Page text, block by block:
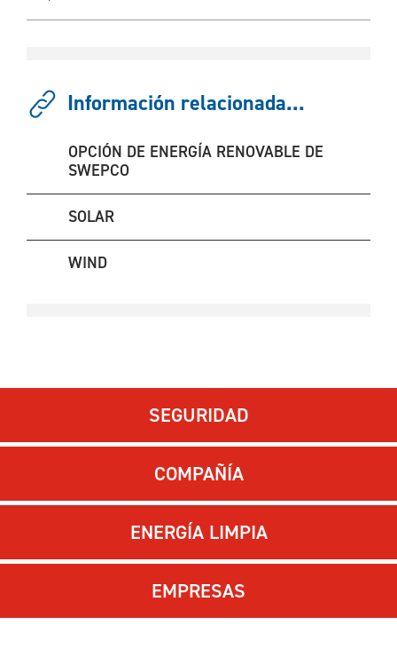
Información relacionada...
OPCIÓN DE ENERGÍA RENOVABLE DE
SWEPCO
SOLAR
WIND
SEGURIDAD
COMPAÑÍA
ENERGÍA LIMPIA
EMPRESAS